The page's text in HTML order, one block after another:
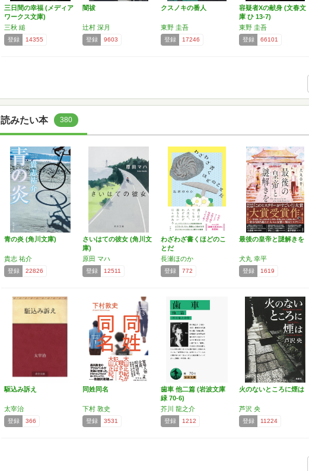
三日間の幸福 (メディア
ワークス文庫)
三秋 縋
登録 14355
闇祓
辻村 深月
登録 9603
クスノキの番人
東野 圭吾
登録 17246
容疑者Xの献身 (文春文
庫 ひ 13-7)
東野 圭吾
登録 66101
読みたい本 380
青の炎 (角川文庫)
貴志 祐介
登録 22826
さいはての彼女 (角川文
庫)
原田 マハ
登録 12511
わざわざ書くほどのこ
とだ
長瀬ほのか
登録 772
最後の皇帝と謎解きを
犬丸 幸平
登録 1619
駆込み訴え
太宰治
登録 366
同姓同名
下村 敦史
登録 3531
歯車 他二篇 (岩波文庫
緑 70-6)
芥川 龍之介
登録 1212
火のないところに煙は
芦沢 央
登録 11224